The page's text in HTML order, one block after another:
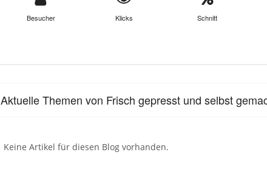
Besucher Klicks Schnitt
Aktuelle Themen von Frisch gepresst und selbst
Keine Artikel für diesen Blog vorhanden.